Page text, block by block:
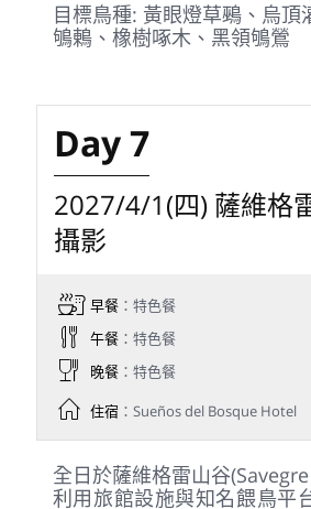
Day 6
2027/3/31(三) 晨霧
早餐
午餐 ：特色餐
晚餐
清晨先利用飯店餵食平台進
高山晨霧與森林氛圍中捕捉
鳥類的精彩身影。早餐後整
途於景觀餐廳Miriam’s Café
設有水果與蜂鳥餵食平台，
壯麗山谷景觀，更提供極佳
會，各式蜂鳥與熱帶鳥類經
美景與攝影樂趣的精彩停留